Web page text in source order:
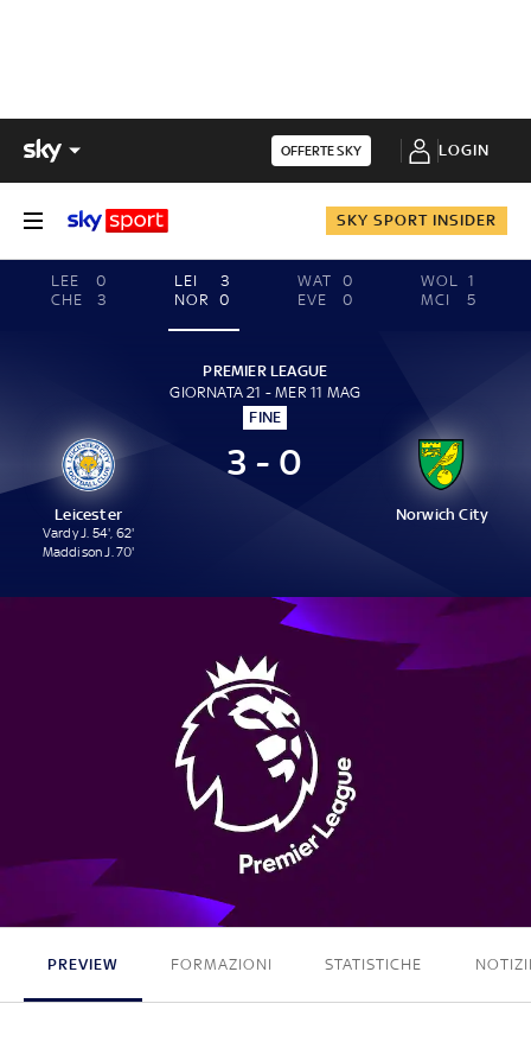
OFFERTE SKY LOGIN
SKY SPORT INSIDER
LEE
0
CHE
3
LEI
3
NOR
0
WAT
0
EVE
0
WOL
1
MCI
5
PREMIER LEAGUE
GIORNATA 21 - MER 11 MAG
FINE
Leicester
Vardy J. 54', 62'
Maddison J. 70'
3 - 0
Norwich City
3 - 0
PREVIEW FORMAZIONI STATISTICHE